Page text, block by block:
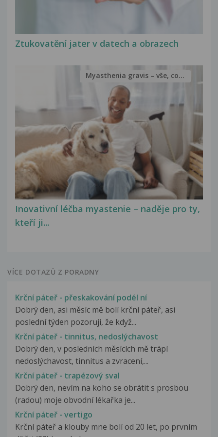
Ztukovatění jater v datech a obrazech
Inovativní léčba myastenie – naděje pro ty,
kteří ji...
Myasthenia gravis – vše, co...
VÍCE DOTAZŮ Z PORADNY
Krční páteř - přeskakování podél ní
Dobrý den, asi měsíc mě bolí krční páteř, asi
poslední týden pozoruji, že když...
Krční páteř - tinnitus, nedoslýchavost
Dobrý den, v posledních měsících mě trápí
nedoslýchavost, tinnitus a zvracení,...
Krční páteř - trapézový sval
Dobrý den, nevím na koho se obrátit s prosbou
(radou) moje obvodní lékařka je...
Krční páteř - vertigo
Krční páteř a klouby mne bolí od 20 let, po prvním